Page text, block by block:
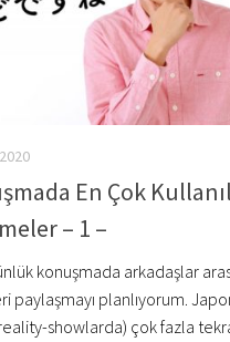
En Çok
– 1 –
konuşmada arkadaşlar
paylaşmayı planlıyorum.
showlarda) çok fazla